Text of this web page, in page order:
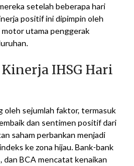
setelah beberapa hari
positif ini dipimpin oleh
utama penggerak
IHSG Hari
oleh sejumlah faktor, termasuk
dan sentimen positif dari
saham perbankan menjadi
ke zona hijau. Bank-bank
dan BCA mencatat kenaikan